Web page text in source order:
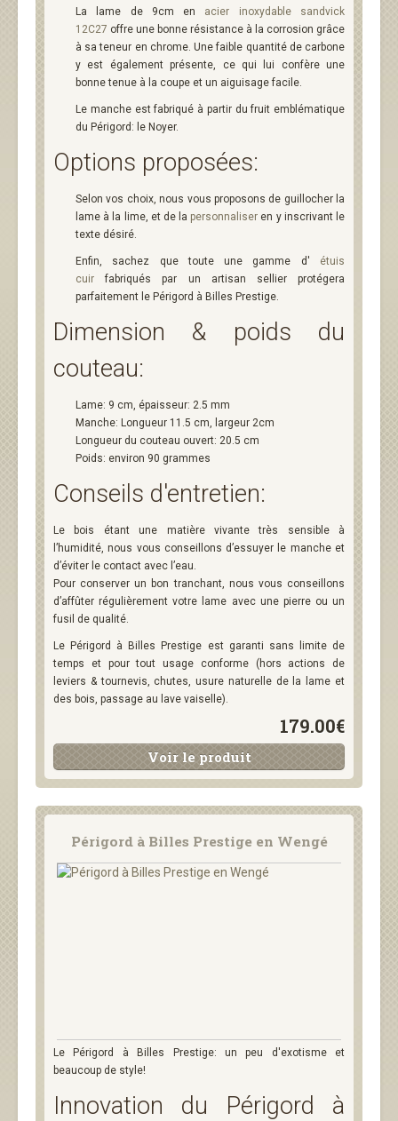
La lame de 9cm en acier inoxydable sandvick
12C27 offre une bonne résistance à la corrosion grâce
à sa teneur en chrome. Une faible quantité de carbone
y est également présente, ce qui lui confère une
bonne tenue à la coupe et un aiguisage facile.
Le manche est fabriqué à partir du fruit emblématique
du Périgord: le Noyer.
Options proposées:
Selon vos choix, nous vous proposons de guillocher la
lame à la lime, et de la personnaliser en y inscrivant le
texte désiré.
Enfin, sachez que toute une gamme d' étuis
cuir fabriqués par un artisan sellier protégera
parfaitement le Périgord à Billes Prestige.
Dimension & poids du
couteau:
Lame: 9 cm, épaisseur: 2.5 mm
Manche: Longueur 11.5 cm, largeur 2cm
Longueur du couteau ouvert: 20.5 cm
Poids: environ 90 grammes
Conseils d'entretien:
Le bois étant une matière vivante très sensible à
l’humidité, nous vous conseillons d’essuyer le manche et
d’éviter le contact avec l’eau.
Pour conserver un bon tranchant, nous vous conseillons
d’affûter régulièrement votre lame avec une pierre ou un
fusil de qualité.
Le Périgord à Billes Prestige est garanti sans limite de
temps et pour tout usage conforme (hors actions de
leviers & tournevis, chutes, usure naturelle de la lame et
des bois, passage au lave vaiselle).
179.00€
Voir le produit
Périgord à Billes Prestige en Wengé
Le Périgord à Billes Prestige: un peu d'exotisme et
beaucoup de style!
Innovation du Périgord à